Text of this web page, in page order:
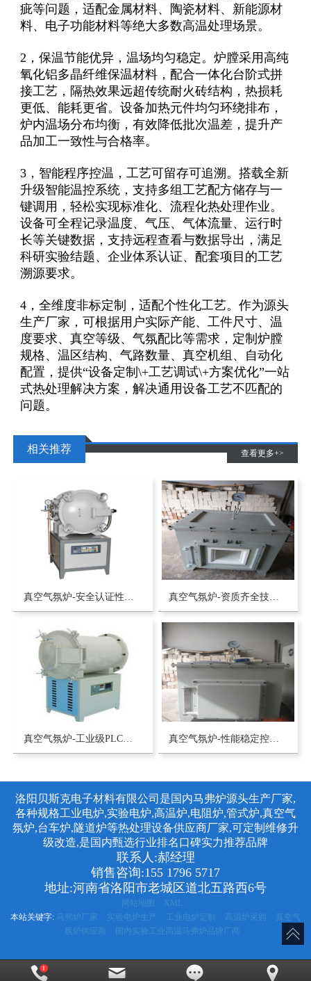
疵等问题，适配金属材料、陶瓷材料、新能源材
料、电子功能材料等绝大多数高温处理场景。
2，保温节能优异，温场均匀稳定。炉膛采用高纯
氧化铝多晶纤维保温材料，配合一体化台阶式拼
接工艺，隔热效果远超传统耐火砖结构，热损耗
更低、能耗更省。设备加热元件均匀环绕排布，
炉内温场分布均衡，有效降低批次温差，提升产
品加工一致性与合格率。
3，智能程序控温，工艺可留存可追溯。搭载全新
升级智能温控系统，支持多组工艺配方储存与一
键调用，轻松实现标准化、流程化热处理作业。
设备可全程记录温度、气压、气体流量、运行时
长等关键数据，支持远程查看与数据导出，满足
科研实验结题、企业体系认证、配套项目的工艺
溯源要求。
4，全维度非标定制，适配个性化工艺。作为源头
生产厂家，可根据用户实际产能、工件尺寸、温
度要求、真空等级、气氛配比等需求，定制炉膛
规格、温区结构、气路数量、真空机组、自动化
配置，提供“设备定制\+工艺调试\+方案优化”一站
式热处理解决方案，解决通用设备工艺不匹配的
问题。
相关推荐 查看更多+>
真空气氛炉-安全认证性价比高售后快的马弗炉高温炉源头生产厂家-洛阳贝斯克 真空气氛炉-资质齐全技术强支持定制的马弗炉高温炉源头生产厂家-洛阳贝斯克
真空气氛炉-工业级PLC智能温控模块马弗炉工业电炉源头生产厂家-洛阳贝斯克 真空气氛炉-性能稳定控温准温差小的马弗炉高温炉生产厂家-洛阳贝斯克
洛阳贝斯克电子材料有限公司是国内马弗炉源头生产厂家,
各种规格工业电炉,实验电炉,高温炉,电阻炉,管式炉,真空气
氛炉,台车炉,隧道炉等热处理设备供应商厂家,可定制维修升
级改造,是国内甄选行业排名口碑实力推荐品牌
联系人:郝经理
销售咨询:155 1796 5717
地址:河南省洛阳市老城区道北五路西6号
网站地图
XML
本站关键字: 马弗炉厂家 实验电炉生产 工业电炉定制 高温炉采购
真空气
氛炉供应商
国内实验工业高温马弗炉品牌厂商